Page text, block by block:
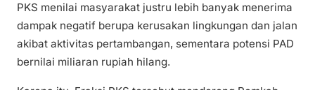
PKS menilai masyarakat justru lebih banyak menerima
dampak negatif berupa kerusakan lingkungan dan jalan
akibat aktivitas pertambangan, sementara potensi PAD
bernilai miliaran rupiah hilang.